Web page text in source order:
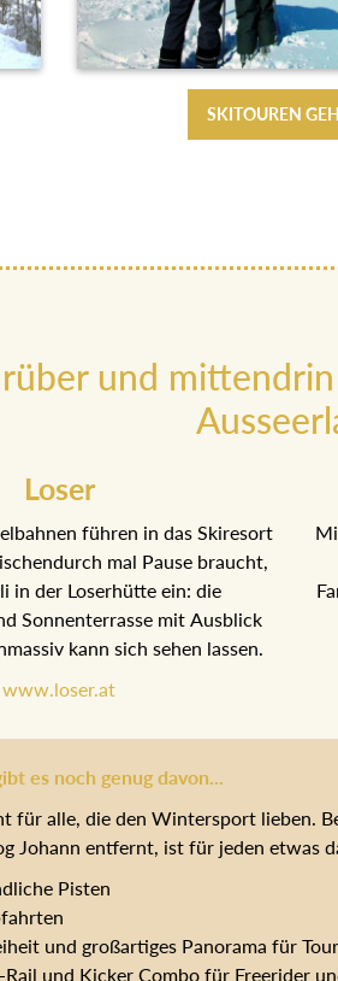
SKITOUREN
und
Loser
führen in das Skiresort
mal Pause braucht,
in der Loserhütte ein: die
Sonnenterrasse mit Ausblick
kann sich sehen lassen.
www.loser.at
es noch genug davon...
für alle, die den Wintersport lieben.
Johann entfernt, ist für jeden etwas
Pisten
und großartiges Panorama für
Rail und Kicker Combo für Freerider